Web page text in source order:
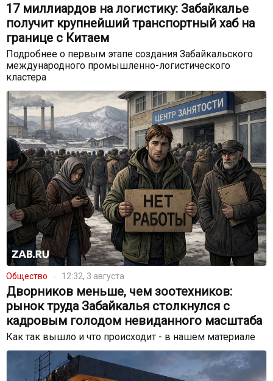
17 миллиардов на логистику: Забайкалье
получит крупнейший транспортный хаб на
границе с Китаем
Подробнее о первым этапе создания Забайкальского
международного промышленно-логистического
кластера
Общество 12:32, 3 августа
Дворников меньше, чем зоотехников:
рынок труда Забайкалья столкнулся с
кадровым голодом невиданного масштаба
Как так вышло и что происходит - в нашем материале